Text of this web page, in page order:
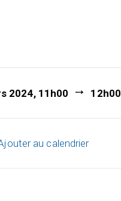
2024, 11h00 12h00
au calendrier